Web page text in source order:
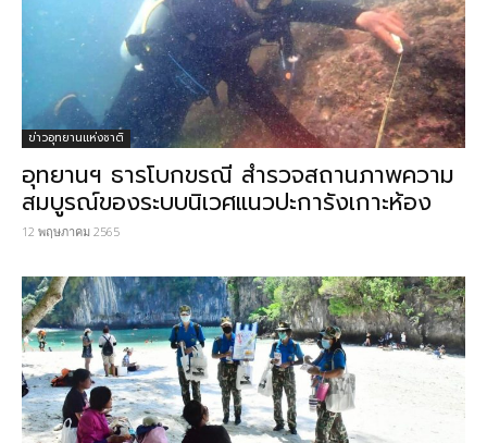
ข่าวอุทยานแห่งชาติ
อุทยาน​ฯ ​ธารโบกขรณี สำรวจสถานภาพความ
สมบูรณ์ของระบบนิเวศแนวปะการังเกาะห้อง
12 พฤษภาคม 2565